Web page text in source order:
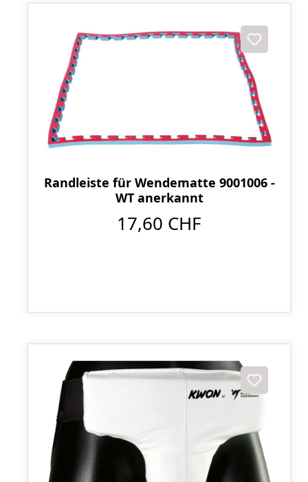
Randleiste für Wendematte 9001006 -
WT anerkannt
17,60 CHF